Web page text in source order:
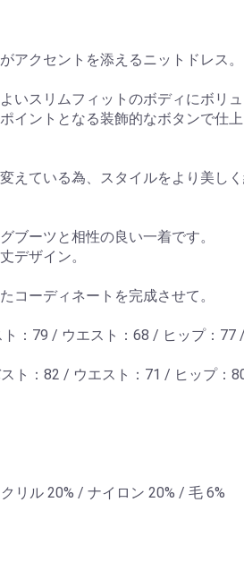
アクセントを添えるニットドレス。
いスリムフィットのボディにボリ
イントとなる装飾的なボタンで仕
えている為、スタイルをより美し
ブーツと相性の良い一着です。
デザイン。
コーディネートを完成させて。
：79 / ウエスト：68 / ヒップ：77
ト：82 / ウエスト：71 / ヒップ：
リル 20% / ナイロン 20% / 毛 6%